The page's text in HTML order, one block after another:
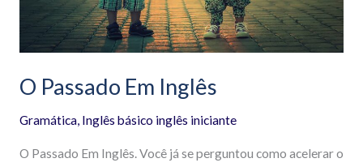
O Passado Em Inglês
Gramática, Inglês básico inglês iniciante
O Passado Em Inglês. Você já se perguntou como acelerar o